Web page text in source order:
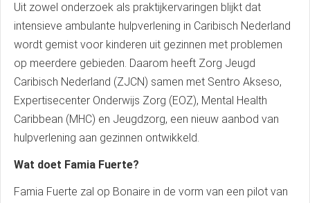
Uit zowel onderzoek als praktijkervaringen blijkt dat
intensieve ambulante hulpverlening in Caribisch Nederland
wordt gemist voor kinderen uit gezinnen met problemen
op meerdere gebieden. Daarom heeft Zorg Jeugd
Caribisch Nederland (ZJCN) samen met Sentro Akseso,
Expertisecenter Onderwijs Zorg (EOZ), Mental Health
Caribbean (MHC) en Jeugdzorg, een nieuw aanbod van
hulpverlening aan gezinnen ontwikkeld.
Wat doet Famia Fuerte?
Famia Fuerte zal op Bonaire in de vorm van een pilot van